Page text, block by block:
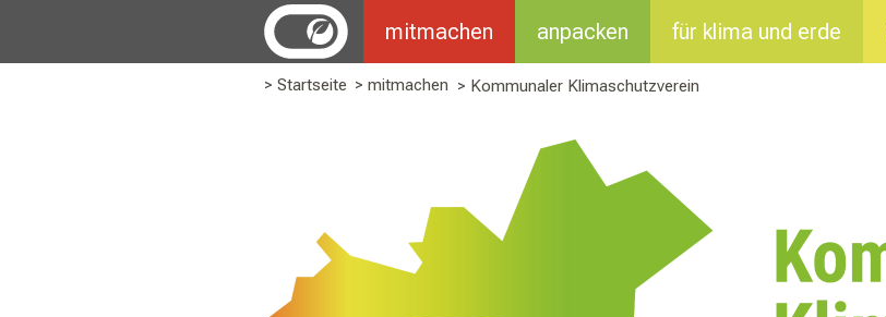
mitmachen anpacken für klima und erde
> Startseite > mitmachen > Kommunaler Klimaschutzverein